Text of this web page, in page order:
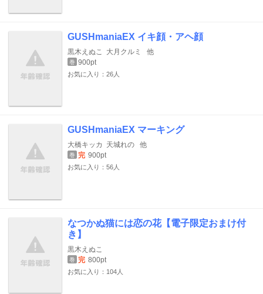
GUSHmaniaEX イキ顔・アヘ顔
黒木えぬこ 大月クルミ 他
巻 900pt
お気に入り：26人
GUSHmaniaEX マーキング
大橋キッカ 天城れの 他
巻 完 900pt
お気に入り：56人
なつかぬ猫には恋の花【電子限定おまけ付
き】
黒木えぬこ
巻 完 800pt
お気に入り：104人